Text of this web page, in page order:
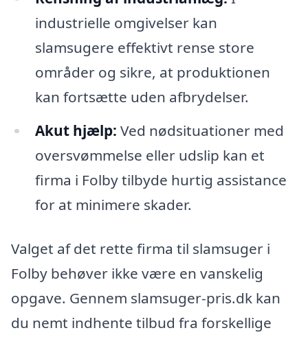
industrielle omgivelser kan
slamsugere effektivt rense store
områder og sikre, at produktionen
kan fortsætte uden afbrydelser.
Akut hjælp: Ved nødsituationer med
oversvømmelse eller udslip kan et
firma i Folby tilbyde hurtig assistance
for at minimere skader.
Valget af det rette firma til slamsuger i
Folby behøver ikke være en vanskelig
opgave. Gennem slamsuger-pris.dk kan
du nemt indhente tilbud fra forskellige